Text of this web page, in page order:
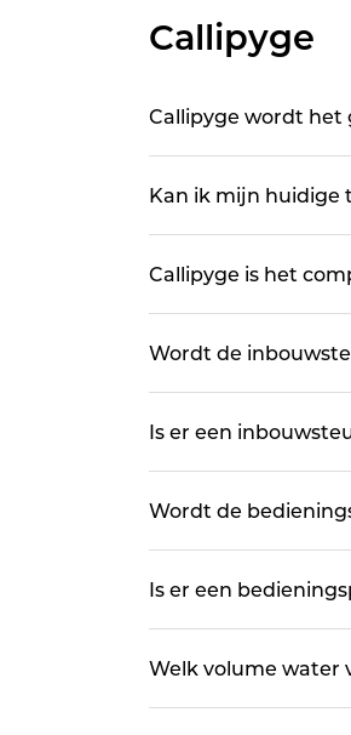
Callipyge
Callipyge wordt het
Kan ik mijn huidige
Callipyge is het
Wordt de
Is er een
Wordt de
Is er een
Welk volume water